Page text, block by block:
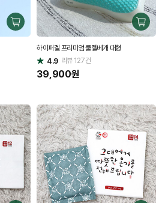
구
매
구
매
하이퍼겔 프리미엄 쿨젤베개 대형
별
점
4.9 리뷰127건
39,900원